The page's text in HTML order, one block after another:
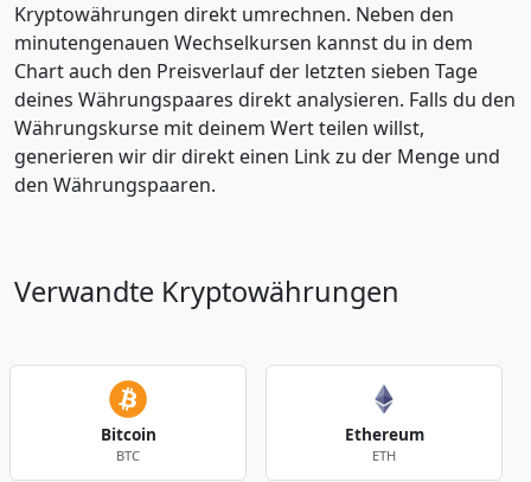
Kryptowährungen direkt umrechnen. Neben den
minutengenauen Wechselkursen kannst du in dem
Chart auch den Preisverlauf der letzten sieben Tage
deines Währungspaares direkt analysieren. Falls du den
Währungskurse mit deinem Wert teilen willst,
generieren wir dir direkt einen Link zu der Menge und
den Währungspaaren.
Verwandte Kryptowährungen
Bitcoin
BTC
Ethereum
ETH